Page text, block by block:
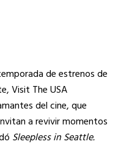
de estrenos de
Visit The USA
del cine, que
a revivir momentos
Sleeplessin Seattle.